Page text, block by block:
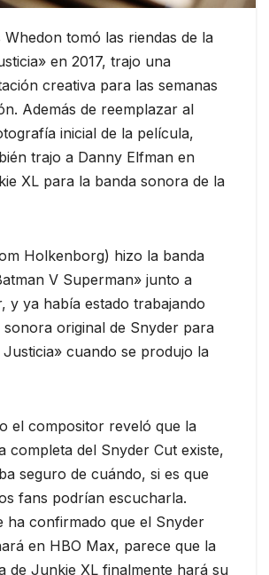
tomó las riendas de la
en 2017, trajo una
creativa para las semanas
Además de reemplazar al
inicial de la película,
trajo a Danny Elfman en
XL para la banda sonora de la
Holkenborg) hizo la banda
V Superman» junto a
y ya había estado trabajando
original de Snyder para
Justicia» cuando se produjo la
el compositor reveló que la
completa del Snyder Cut existe,
seguro de cuándo, si es que
fans podrían escucharla.
ha confirmado que el Snyder
en HBO Max, parece que la
de Junkie XL finalmente hará su